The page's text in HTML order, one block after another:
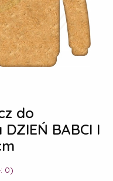
do
BABCI I
0)